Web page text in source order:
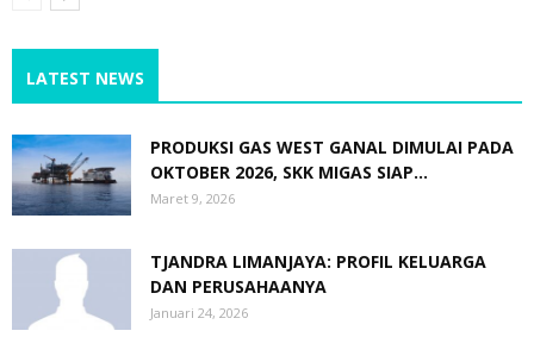
LATEST NEWS
PRODUKSI GAS WEST GANAL DIMULAI PADA
OKTOBER 2026, SKK MIGAS SIAP...
Maret 9, 2026
TJANDRA LIMANJAYA: PROFIL KELUARGA
DAN PERUSAHAANYA
Januari 24, 2026